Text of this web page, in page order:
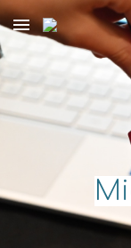
Skip to main